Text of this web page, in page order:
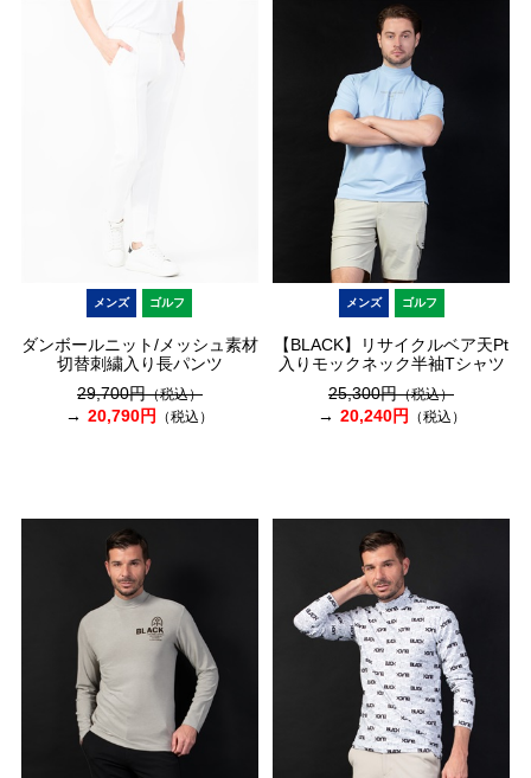
メンズ ゴルフ
ダンボールニット/メッシュ素材
切替刺繍入り長パンツ
29,700円（税込）
20,790円 （税込）
メンズ ゴルフ
【BLACK】リサイクルベア天Pt
入りモックネック半袖Tシャツ
25,300円（税込）
20,240円 （税込）